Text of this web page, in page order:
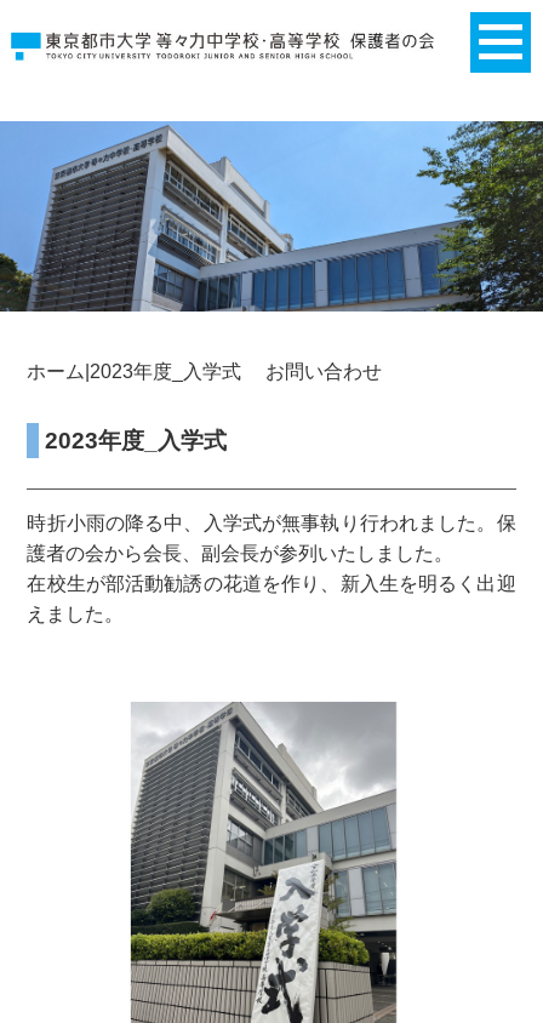
ホーム |2023年度_入学式 お問い合わせ
2023年度_入学式
時折小雨の降る中、入学式が無事執り行われました。保
護者の会から会長、副会長が参列いたしました。
在校生が部活動勧誘の花道を作り、新入生を明るく出迎
えました。